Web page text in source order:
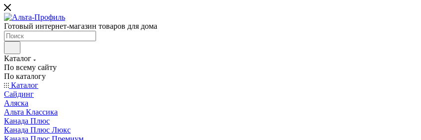
Готовый интернет-магазин товаров для дома
Каталог
По всему сайту
По каталогу
Каталог
Сайдинг
Аляска
Альта Классика
Канада Плюс
Канада Плюс Люкс